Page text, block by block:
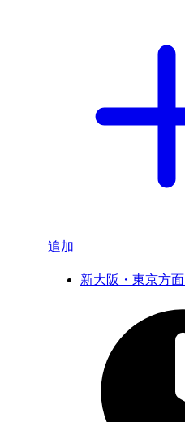
追加
新大阪・東京方面